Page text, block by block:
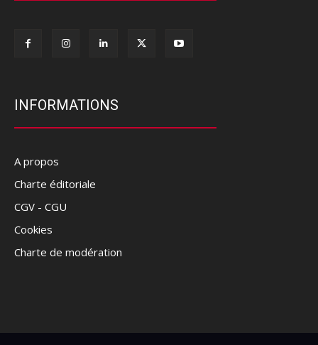
INFORMATIONS
A propos
Charte éditoriale
CGV - CGU
Cookies
Charte de modération